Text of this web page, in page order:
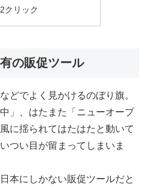
クリック
の販促ツール
どでよく見かけるのぼり旗。
」、はたまた「ニューオープ
に揺られてはたはたと動いて
つい目が留まってしまいま
本にしかない販促ツールだと